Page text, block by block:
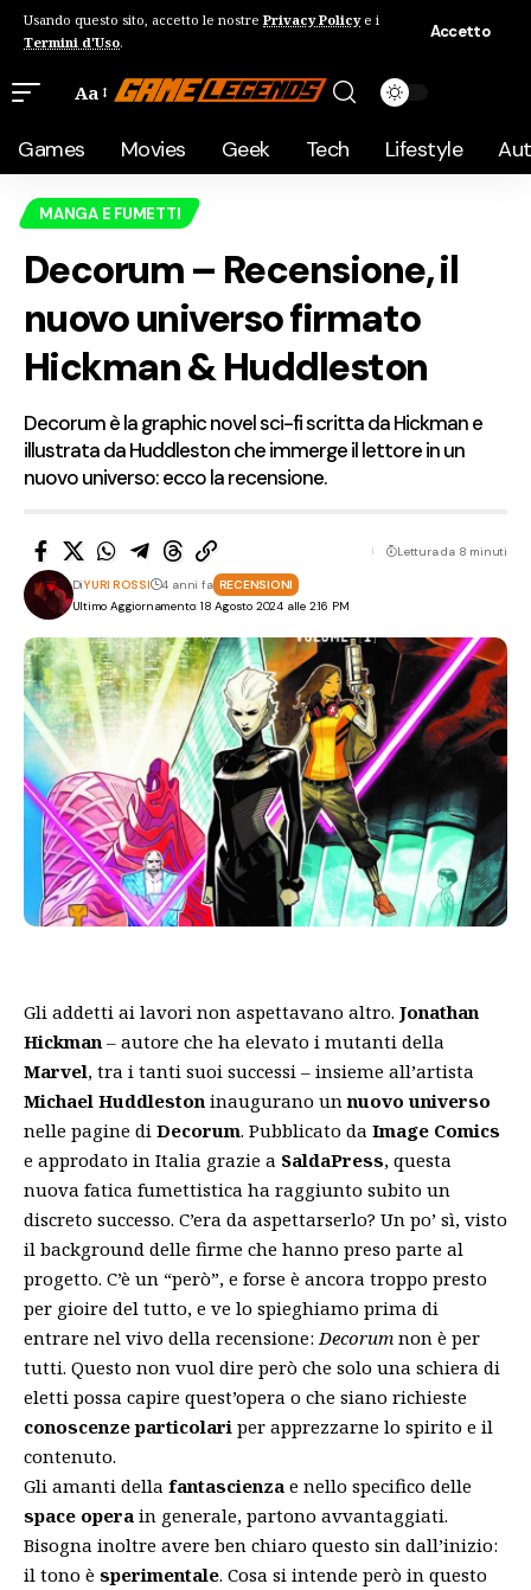
Usando questo sito, accetto le nostre Privacy Policye i
Termini d'Uso.
Accetto
Aa
Games Movies Geek Tech Lifestyle
MANGA E FUMETTI
Decorum – Recensione, il
nuovo universo firmato
Hickman & Huddleston
Decorum è la graphic novel sci-fi scritta da Hickman e
illustrata da Huddleston che immerge il lettore in un
nuovo universo: ecco la recensione.
Ultimo Aggiornamento: 18 Agosto 2024 alle 2:16 PM
DiYURI ROSSI 4 anni fa RECENSIONI
Lettura da 8 minuti
Gli addetti ai lavori non aspettavano altro. Jonathan
Hickman – autore che ha elevato i mutanti della
Marvel, tra i tanti suoi successi – insieme all’artista
Michael Huddleston inaugurano unnuovo universo
nelle pagine di Decorum. Pubblicato da Image Comics
e approdato in Italia grazie a SaldaPress, questa
nuova fatica fumettistica ha raggiunto subito un
discreto successo. C’era da aspettarserlo? Un po’ sì, visto
il background delle firme che hanno preso parte al
progetto. C’è un “però”, e forse è ancora troppo presto
per gioire del tutto, e ve lo spieghiamo prima di
entrare nel vivo della recensione: Decorum non è per
tutti. Questo non vuol dire però che solo una schiera di
eletti possa capire quest’opera o che siano richieste
conoscenze particolari per apprezzarne lo spirito e il
contenuto.
Gli amanti della fantascienza e nello specifico delle
space opera in generale, partono avvantaggiati.
Bisogna inoltre avere ben chiaro questo sin dall’inizio:
il tono è sperimentale. Cosa si intende però in questo